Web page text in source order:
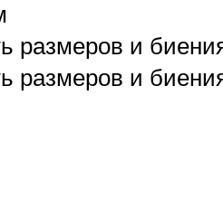
размеров и
размеров и